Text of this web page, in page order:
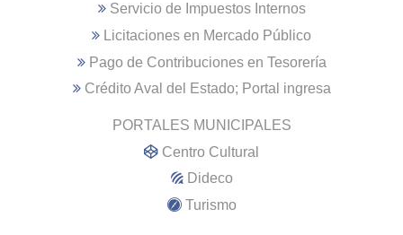
Servicio de Impuestos Internos
Licitaciones en Mercado Público
Pago de Contribuciones en Tesorería
Crédito Aval del Estado; Portal ingresa
PORTALES MUNICIPALES
Centro Cultural
Dideco
Turismo